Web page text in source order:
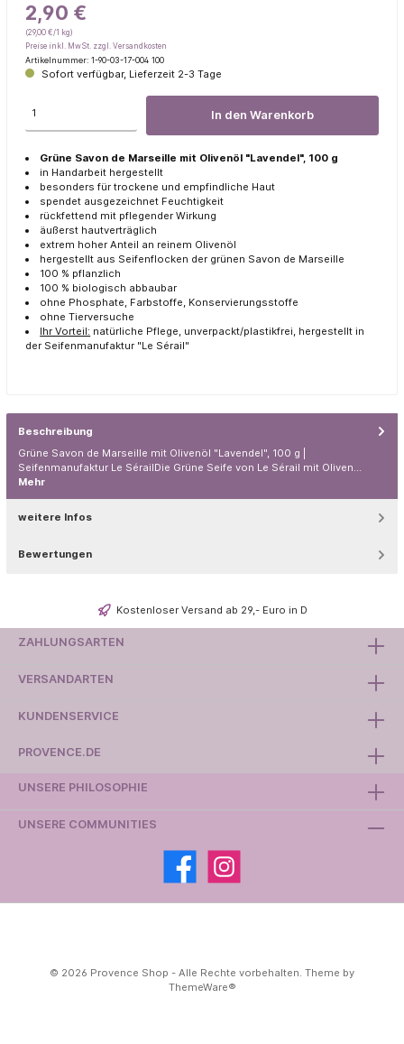
2,90 €
(29,00 €/1 kg)
Preise inkl. MwSt. zzgl. Versandkosten
Artikelnummer: 1-90-03-17-004 100
Sofort verfügbar, Lieferzeit 2-3 Tage
In den Warenkorb
Grüne Savon de Marseille mit Olivenöl "Lavendel", 100 g
in Handarbeit hergestellt
besonders für trockene und empfindliche Haut
spendet ausgezeichnet Feuchtigkeit
rückfettend mit pflegender Wirkung
äußerst hautverträglich
extrem hoher Anteil an reinem Olivenöl
hergestellt aus Seifenflocken der grünen Savon de Marseille
100 % pflanzlich
100 % biologisch abbaubar
ohne Phosphate, Farbstoffe, Konservierungsstoffe
ohne Tierversuche
Ihr Vorteil: natürliche Pflege, unverpackt/plastikfrei, hergestellt in
der Seifenmanufaktur "Le Sérail"
Beschreibung
Grüne Savon de Marseille mit Olivenöl "Lavendel", 100 g |
Seifenmanufaktur Le SérailDie Grüne Seife von Le Sérail mit Oliven…
Mehr
weitere Infos
Bewertungen
Kostenloser Versand ab 29,- Euro in D
KUNDENSERVICE
PROVENCE.DE
ZAHLUNGSARTEN
VERSANDARTEN
UNSERE PHILOSOPHIE
UNSERE COMMUNITIES
© 2026 Provence Shop - Alle Rechte vorbehalten. Theme by
ThemeWare®